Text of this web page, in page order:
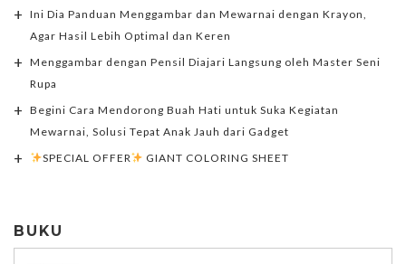
Ini Dia Panduan Menggambar dan Mewarnai dengan Krayon,
Agar Hasil Lebih Optimal dan Keren
Menggambar dengan Pensil Diajari Langsung oleh Master Seni
Rupa
Begini Cara Mendorong Buah Hati untuk Suka Kegiatan
Mewarnai, Solusi Tepat Anak Jauh dari Gadget
SPECIAL OFFER
GIANT COLORING SHEET
BUKU